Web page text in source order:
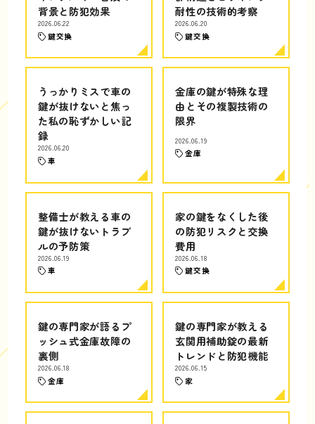
背景と防犯効果
2026.06.22
鍵交換
耐性の技術的考察
2026.06.20
鍵交換
うっかりミスで車の
鍵が抜けないと焦っ
た私の恥ずかしい記
録
2026.06.20
車
金庫の鍵が特殊な理
由とその複製技術の
限界
2026.06.19
金庫
整備士が教える車の
鍵が抜けないトラブ
ルの予防策
2026.06.19
車
家の鍵をなくした後
の防犯リスクと交換
費用
2026.06.18
鍵交換
鍵の専門家が語るプ
ッシュ式金庫故障の
裏側
2026.06.18
金庫
鍵の専門家が教える
玄関用補助錠の最新
トレンドと防犯機能
2026.06.15
家